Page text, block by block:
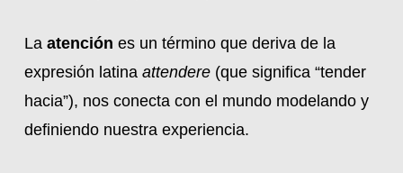
La atención es un término que deriva de la
expresión latina attendere(que significa “tender
hacia”), nos conecta con el mundo modelando y
definiendo nuestra experiencia.